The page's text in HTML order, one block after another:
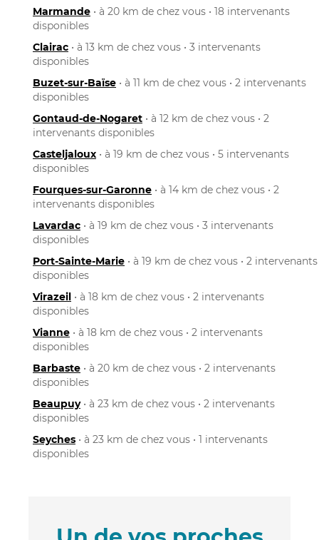
Marmande • à 20 km de chez vous • 18 intervenants
disponibles
Clairac • à 13 km de chez vous • 3 intervenants
disponibles
Buzet-sur-Baïse • à 11 km de chez vous • 2 intervenants
disponibles
Gontaud-de-Nogaret • à 12 km de chez vous • 2
intervenants disponibles
Casteljaloux • à 19 km de chez vous • 5 intervenants
disponibles
Fourques-sur-Garonne • à 14 km de chez vous • 2
intervenants disponibles
Lavardac • à 19 km de chez vous • 3 intervenants
disponibles
Port-Sainte-Marie • à 19 km de chez vous • 2 intervenants
disponibles
Virazeil • à 18 km de chez vous • 2 intervenants
disponibles
Vianne • à 18 km de chez vous • 2 intervenants
disponibles
Barbaste • à 20 km de chez vous • 2 intervenants
disponibles
Beaupuy• à 23 km de chez vous • 2 intervenants
disponibles
Seyches • à 23 km de chez vous • 1 intervenants
disponibles